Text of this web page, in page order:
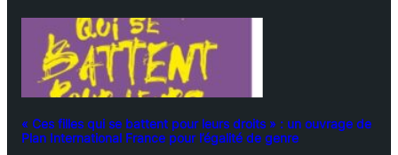
« Ces filles qui se battent pour leurs droits » : un ouvrage de
Plan International France pour l’égalité de genre